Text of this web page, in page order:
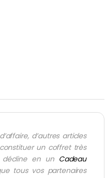
d’autres articles
un coffret très
décline en un Cadeau
tous vos partenaires